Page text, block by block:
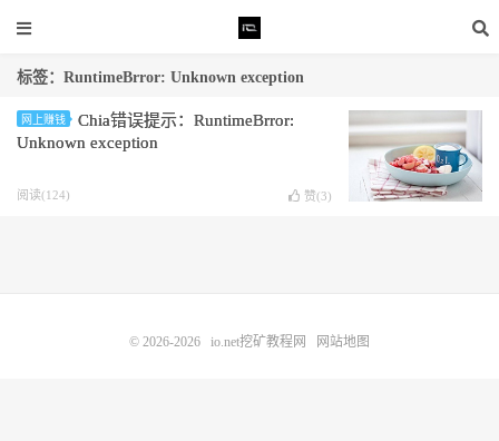
标签：RuntimeBrror: Unknown exception
网上赚钱
Chia错误提示：RuntimeBrror:
Unknown exception
阅读(124) 赞(3)
© 2026-2026 io.net挖矿教程网 网站地图